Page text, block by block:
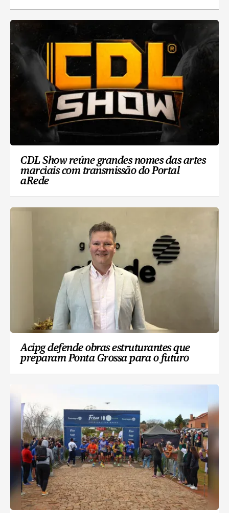
CDL Show reúne grandes nomes das artes
marciais com transmissão do Portal
aRede
Acipg defende obras estruturantes que
preparam Ponta Grossa para o futuro